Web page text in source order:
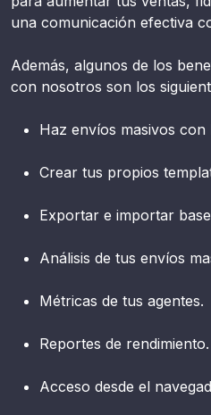
una comunicación efectiva
Además, algunos de los
con nosotros son los
Haz envíos masivos
Crear tus propios
Exportar e importar
Análisis de tus envíos
Métricas de tus agentes.
Reportes de rendimiento.
Acceso desde el